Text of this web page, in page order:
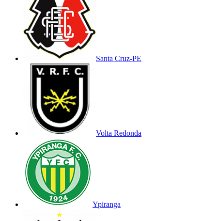
Santa Cruz-PE
Volta Redonda
Ypiranga